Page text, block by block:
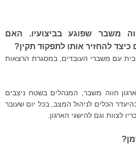
חווה משבר שפוגע בביצועיו. האם
כיצד להחזיר אותו לתפקוד תקין?
עם משברי העובדים, במסגרת הרצאות
חווה משבר, המנהלים בשטח ניצבים
הכלים לניהול המצב, בכל יום שעובר
לצוות וגם להישגי הארגון.